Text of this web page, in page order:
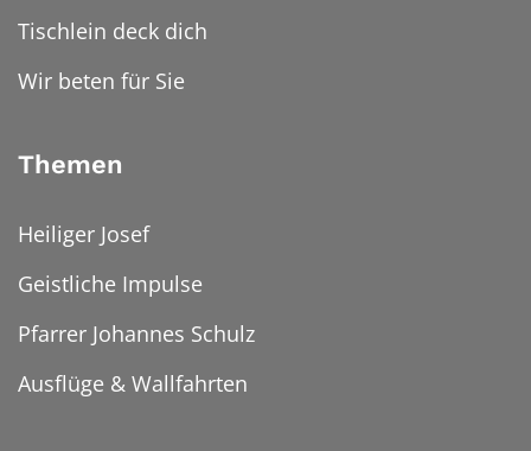
Tischlein deck dich
Wir beten für Sie
Themen
Heiliger Josef
Geistliche Impulse
Pfarrer Johannes Schulz
Ausflüge & Wallfahrten